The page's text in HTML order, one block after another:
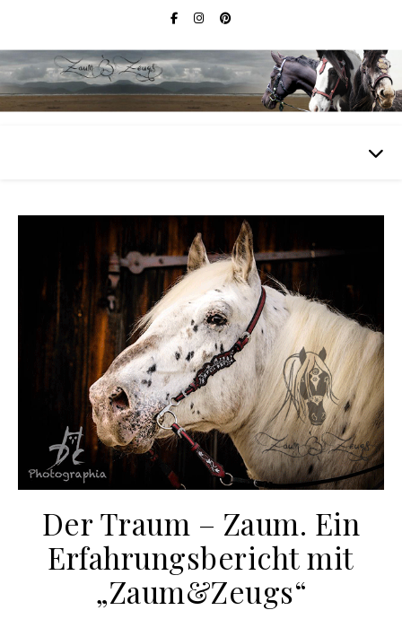
Der Traum – Zaum. Ein
Erfahrungsbericht mit
„Zaum&Zeugs“